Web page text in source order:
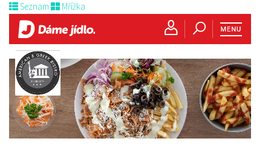
Seznam
Mřížka